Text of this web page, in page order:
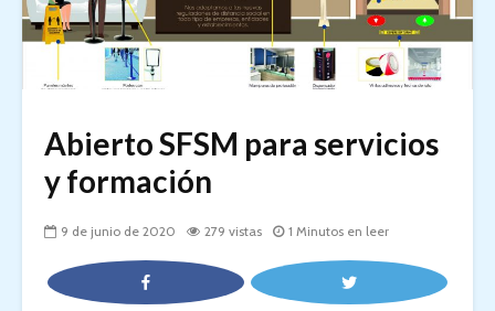
Abierto SFSM para servicios
y formación
9 de junio de 2020 279 vistas 1 Minutos en leer